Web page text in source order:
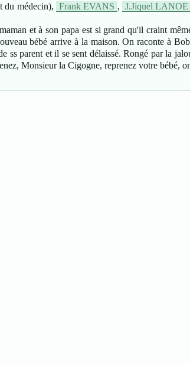
du médecin), Frank EVANS , J.Jiquel LANOE
et à son papa est si grand qu'il craint
bébé arrive à la maison. On raconte à
ss parent et il se sent délaissé. Rongé par la
Monsieur la Cigogne, reprenez votre